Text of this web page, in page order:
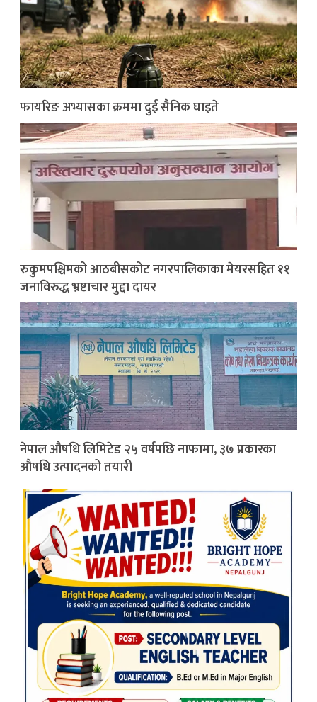
फायरिङ अभ्यासका क्रममा दुई सैनिक घाइते
रुकुमपश्चिमको आठबीसकोट नगरपालिकाका मेयरसहित ११
जनाविरुद्ध भ्रष्टाचार मुद्दा दायर
नेपाल औषधि लिमिटेड २५ वर्षपछि नाफामा, ३७ प्रकारका
औषधि उत्पादनको तयारी